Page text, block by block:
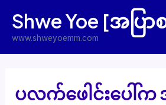
content
Shwe Yoe [အပြာ
www.shweyoemm.com
ပလက်ဖေါင်းပေါ်က